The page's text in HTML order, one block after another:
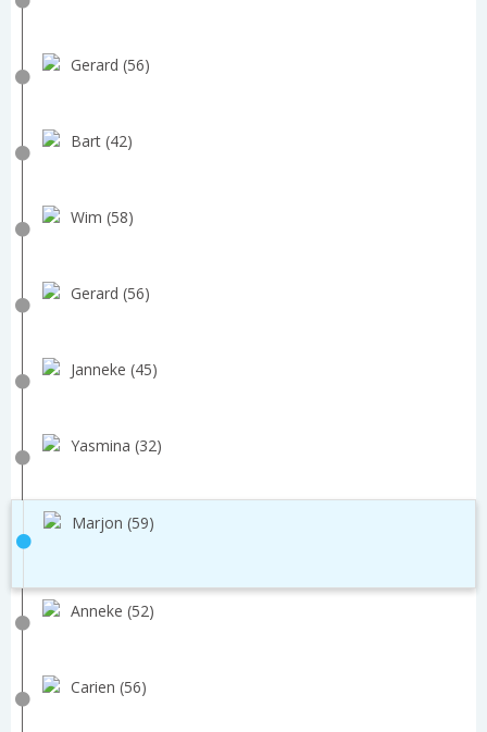
Gerard (56)
Bart (42)
Wim (58)
Gerard (56)
Janneke (45)
Yasmina (32)
Marjon (59)
Anneke (52)
Carien (56)